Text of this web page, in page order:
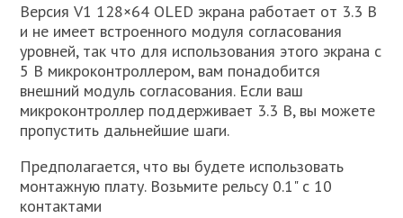
Версия V1 128×64 OLED экрана работает от 3.3 В
и не имеет встроенного модуля согласования
уровней, так что для использования этого экрана с
5 В микроконтроллером, вам понадобится
внешний модуль согласования. Если ваш
микроконтроллер поддерживает 3.3 В, вы можете
пропустить дальнейшие шаги.
Предполагается, что вы будете использовать
монтажную плату. Возьмите рельсу 0.1" с 10
контактами